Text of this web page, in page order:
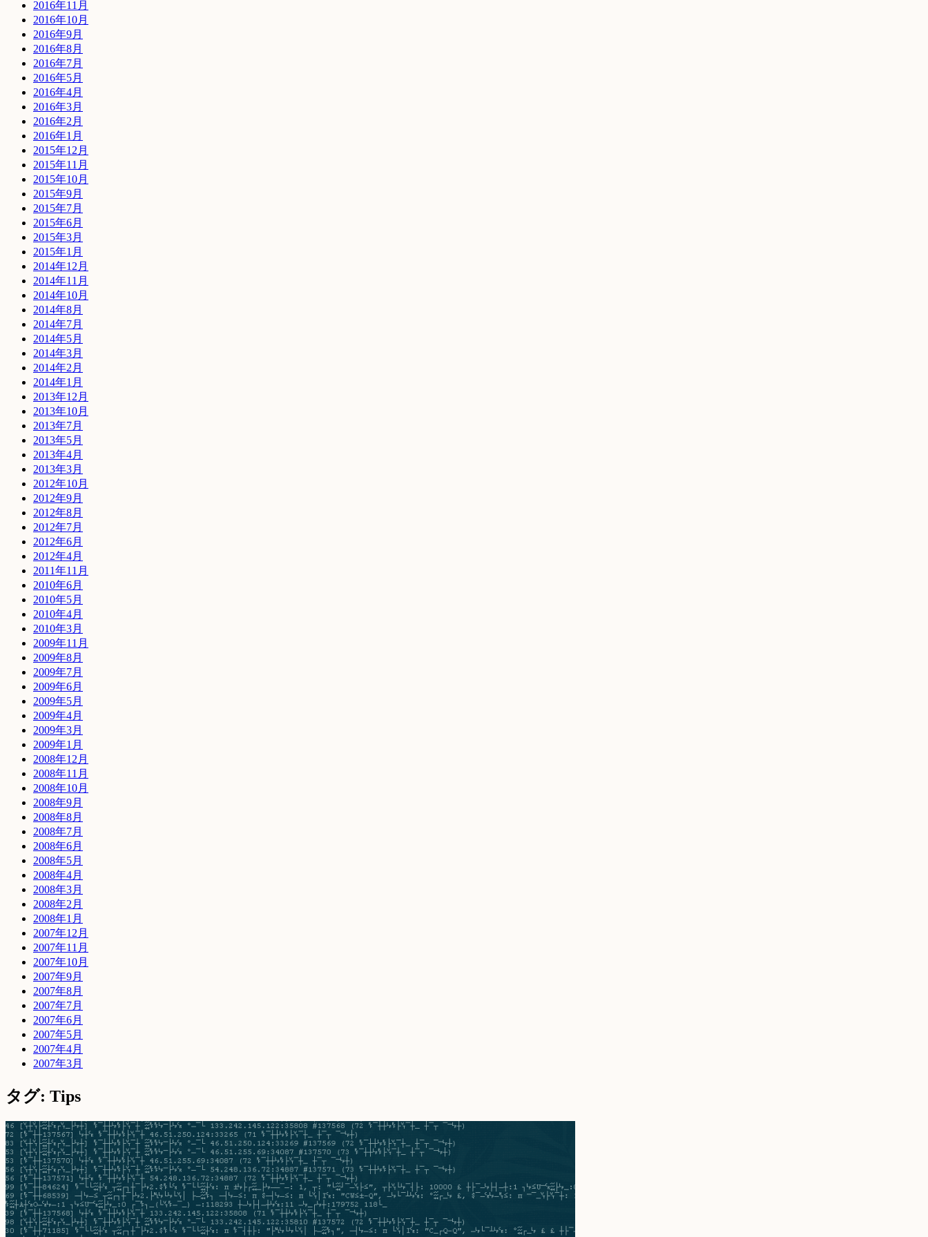
2016年11月
2016年10月
2016年9月
2016年8月
2016年7月
2016年5月
2016年4月
2016年3月
2016年2月
2016年1月
2015年12月
2015年11月
2015年10月
2015年9月
2015年7月
2015年6月
2015年3月
2015年1月
2014年12月
2014年11月
2014年10月
2014年8月
2014年7月
2014年5月
2014年3月
2014年2月
2014年1月
2013年12月
2013年10月
2013年7月
2013年5月
2013年4月
2013年3月
2012年10月
2012年9月
2012年8月
2012年7月
2012年6月
2012年4月
2011年11月
2010年6月
2010年5月
2010年4月
2010年3月
2009年11月
2009年8月
2009年7月
2009年6月
2009年5月
2009年4月
2009年3月
2009年1月
2008年12月
2008年11月
2008年10月
2008年9月
2008年8月
2008年7月
2008年6月
2008年5月
2008年4月
2008年3月
2008年2月
2008年1月
2007年12月
2007年11月
2007年10月
2007年9月
2007年8月
2007年7月
2007年6月
2007年5月
2007年4月
2007年3月
タグ: Tips